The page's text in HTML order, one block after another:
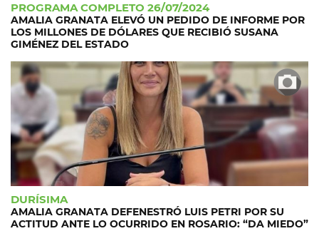
PROGRAMA COMPLETO 26/07/2024
AMALIA GRANATA ELEVÓ UN PEDIDO DE INFORME POR
LOS MILLONES DE DÓLARES QUE RECIBIÓ SUSANA
GIMÉNEZ DEL ESTADO
DURÍSIMA
AMALIA GRANATA DEFENESTRÓ LUIS PETRI POR SU
ACTITUD ANTE LO OCURRIDO EN ROSARIO: “DA MIEDO”